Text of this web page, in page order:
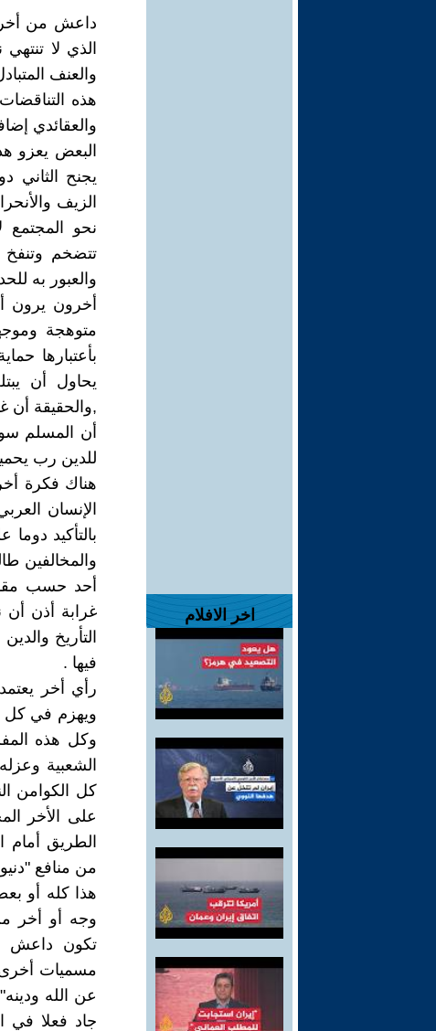
اخر الافلام
داعش من أخر
الذي لا
والعنف
هذه
والعقائدي
البعض يعزو
يجنح الثاني
الزيف
نحو المجتمع
تتضخم وتنفخ
والعبور به
أخرون يرون
متوهجة
بأعتبارها
يحاول أن
,والحقيقة أن
أن المسلم
للدين رب
هناك فكرة
الإنسان
بالتأكيد
والمخالفين
أحد حسب
غرابة أذن أن
التأريخ
فيها .
رأي أخر
ويهزم في كل
وكل هذه
الشعبية
كل الكوامن
على الأخر
الطريق أمام
من منافع
هذا كله أو
وجه أو أخر
تكون داعش
مسميات أخرى
عن الله
جاد فعلا في